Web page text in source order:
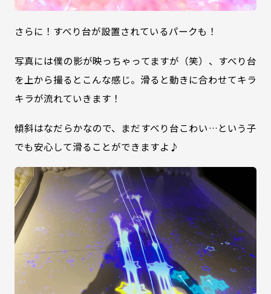
さらに！すべり台が設置されているパークも！
写真には僕の影が映っちゃってますが（笑）、すべり台
を上から撮るとこんな感じ。滑ると動きに合わせてキラ
キラが流れていきます！
傾斜はなだらかなので、まだすべり台こわい…という子
でも安心して滑ることができますよ♪